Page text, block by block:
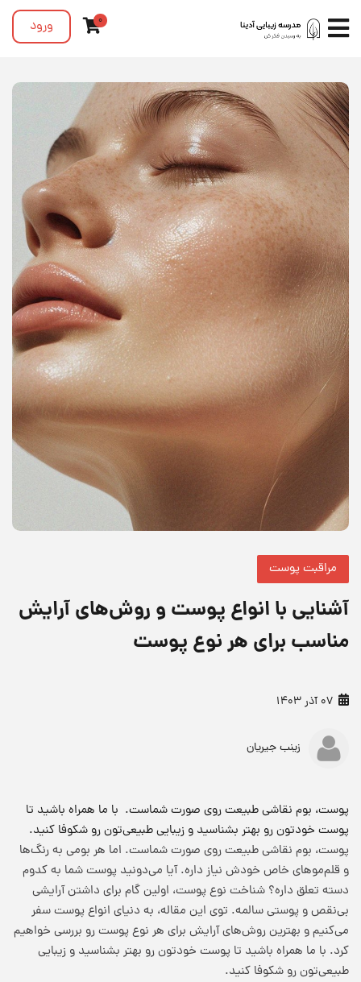
0 ورود
مراقبت پوست
آشنایی با انواع پوست و روش‌های آرایش
مناسب برای هر نوع پوست
زینب جیریان
پوست، بوم نقاشی طبیعت روی صورت شماست. با ما همراه باشید تا
پوست خودتون رو بهتر بشناسید و زیبایی طبیعی‌تون رو شکوفا کنید.
پوست، بوم نقاشی طبیعت روی صورت شماست. اما هر بومی به رنگ‌ها
و قلم‌موهای خاص خودش نیاز داره. آیا می‌دونید پوست شما به کدوم
دسته تعلق داره؟ شناخت نوع پوست، اولین گام برای داشتن آرایشی
بی‌نقص و پوستی سالمه. توی این مقاله، به دنیای انواع پوستسفر
می‌کنیم و بهترین روش‌های آرایش برای هر نوع پوست رو بررسی خواهیم
کرد. با ما همراه باشید تا پوست خودتون رو بهتر بشناسید و زیبایی
طبیعی‌تون رو شکوفا کنید.